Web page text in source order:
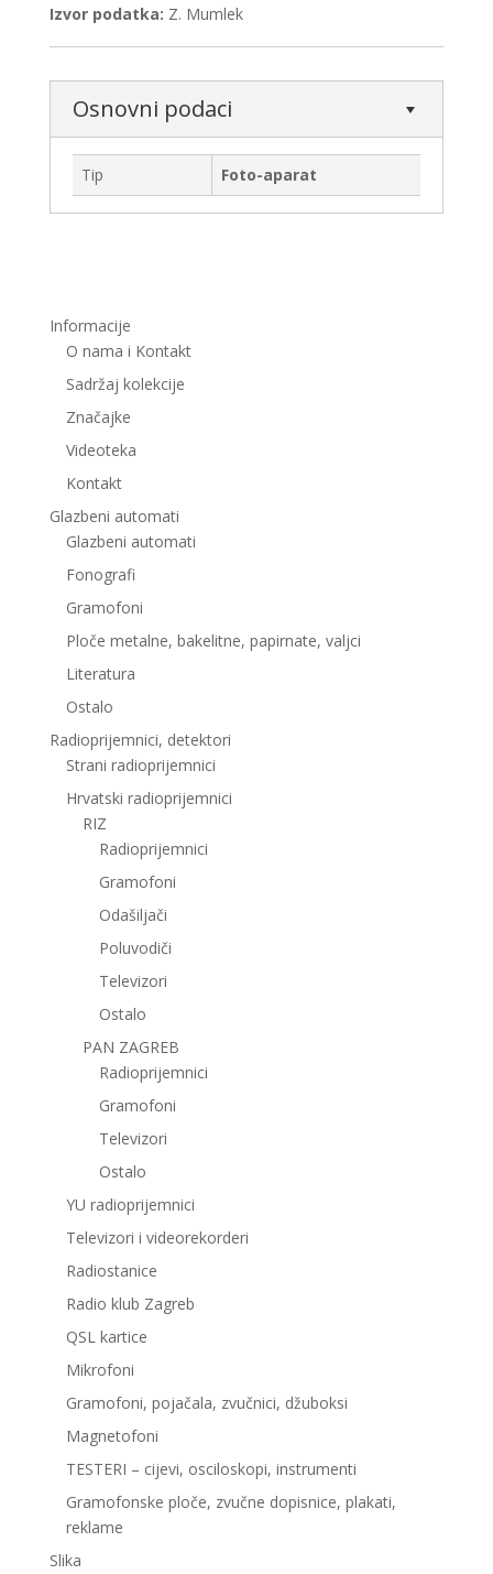
Izvor podatka: Z. Mumlek
Osnovni podaci
Tip Foto-aparat
Informacije
O nama i Kontakt
Sadržaj kolekcije
Značajke
Videoteka
Kontakt
Glazbeni automati
Glazbeni automati
Fonografi
Gramofoni
Ploče metalne, bakelitne, papirnate, valjci
Literatura
Ostalo
Radioprijemnici, detektori
Strani radioprijemnici
Hrvatski radioprijemnici
RIZ
Radioprijemnici
Gramofoni
Odašiljači
Poluvodiči
Televizori
Ostalo
PAN ZAGREB
Radioprijemnici
Gramofoni
Televizori
Ostalo
YU radioprijemnici
Televizori i videorekorderi
Radiostanice
Radio klub Zagreb
QSL kartice
Mikrofoni
Gramofoni, pojačala, zvučnici, džuboksi
Magnetofoni
TESTERI – cijevi, osciloskopi, instrumenti
Gramofonske ploče, zvučne dopisnice, plakati,
reklame
Slika